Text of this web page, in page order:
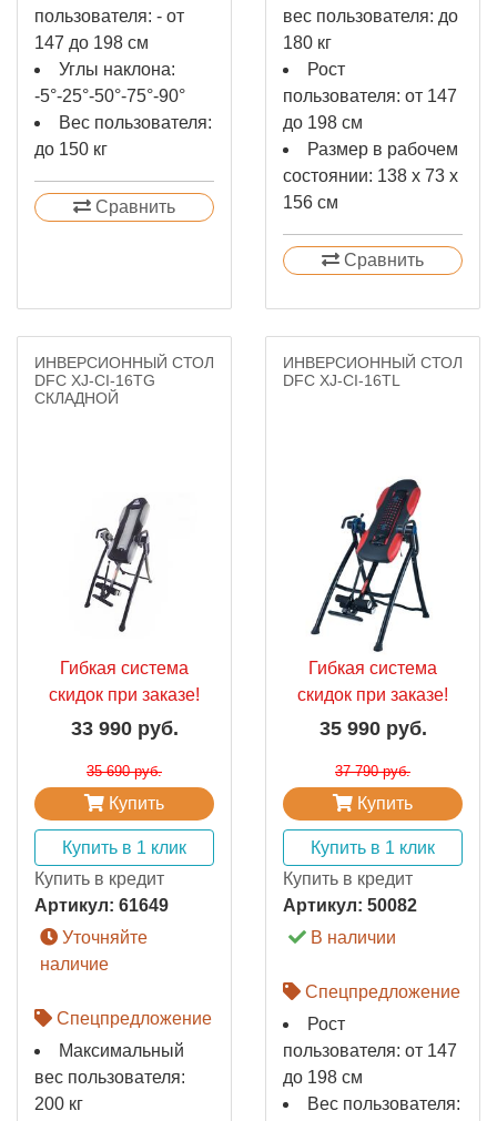
пользователя: - от
147 до 198 см
Углы наклона:
-5°-25°-50°-75°-90°
Вес пользователя:
до 150 кг
Сравнить
вес пользователя: до
180 кг
Рост
пользователя: от 147
до 198 см
Размер в рабочем
состоянии: 138 х 73 х
156 см
Сравнить
ИНВЕРСИОННЫЙ СТОЛ
DFC XJ-CI-16TG
СКЛАДНОЙ
Гибкая система
скидок при заказе!
33 990 руб.
35 690 руб.
Купить
Купить в 1 клик
Купить в кредит
Артикул: 61649
Уточняйте
наличие
Спецпредложение
Максимальный
вес пользователя:
200 кг
ИНВЕРСИОННЫЙ СТОЛ
DFC XJ-CI-16TL
Гибкая система
скидок при заказе!
35 990 руб.
37 790 руб.
Купить
Купить в 1 клик
Купить в кредит
Артикул: 50082
В наличии
Спецпредложение
Рост
пользователя: от 147
до 198 см
Вес пользователя: